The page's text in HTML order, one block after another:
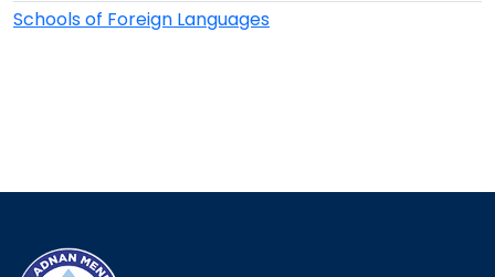
Schools of Foreign Languages